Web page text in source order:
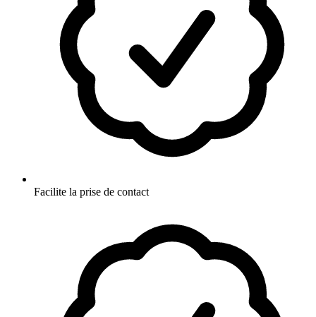
Facilite la prise de contact